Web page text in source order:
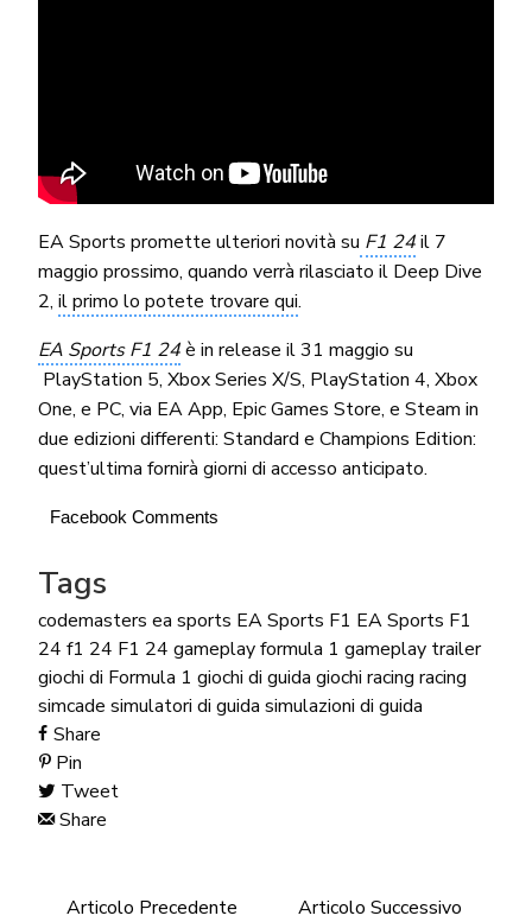
EA Sports promette ulteriori novità su F1 24il 7
maggio prossimo, quando verrà rilasciato il Deep Dive
2, il primo lo potete trovare qui.
EA Sports F1 24è in release il 31 maggio su
PlayStation 5, Xbox Series X/S, PlayStation 4, Xbox
One, e PC, via EA App, Epic Games Store, e Steam in
due edizioni differenti: Standard e Champions Edition:
quest’ultima fornirà giorni di accesso anticipato.
Facebook Comments
Tags
codemasters ea sports EA Sports F1 EA Sports F1
24 f1 24 F1 24 gameplayformula 1 gameplay trailer
giochi di Formula 1 giochi di guida giochi racing racing
simcade simulatori di guida simulazioni di guida
Share
Pin
Tweet
Share
Articolo Precedente
Articolo Successivo